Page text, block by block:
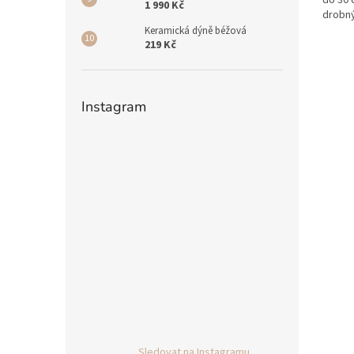
1 990 Kč
Keramická dýně béžová
219 Kč
Instagram